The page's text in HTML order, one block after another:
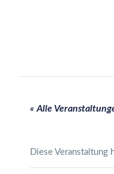
« Alle
Diese Veranstaltung